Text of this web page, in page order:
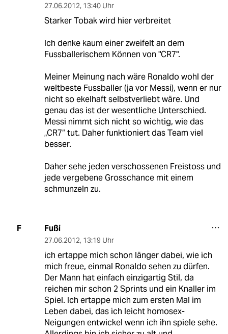
27.06.2012, 13:40 Uhr
Starker Tobak wird hier verbreitet
Ich denke kaum einer zweifelt an dem
Fussballerischem Können von "CR7".
Meiner Meinung nach wäre Ronaldo wohl der
weltbeste Fussballer (ja vor Messi), wenn er nur
nicht so ekelhaft selbstverliebt wäre. Und
genau das ist der wesentliche Unterschied.
Messi nimmt sich nicht so wichtig, wie das
„CR7“ tut. Daher funktioniert das Team viel
besser.
Daher sehe jeden verschossenen Freistoss und
jede vergebene Grosschance mit einem
schmunzeln zu.
F Fußi
27.06.2012, 13:19 Uhr
ich ertappe mich schon länger dabei, wie ich
mich freue, einmal Ronaldo sehen zu dürfen.
Der Mann hat einfach einzigartig Stil, da
reichen mir schon 2 Sprints und ein Knaller im
Spiel. Ich ertappe mich zum ersten Mal im
Leben dabei, das ich leicht homosex-
Neigungen entwickel wenn ich ihn spiele sehe.